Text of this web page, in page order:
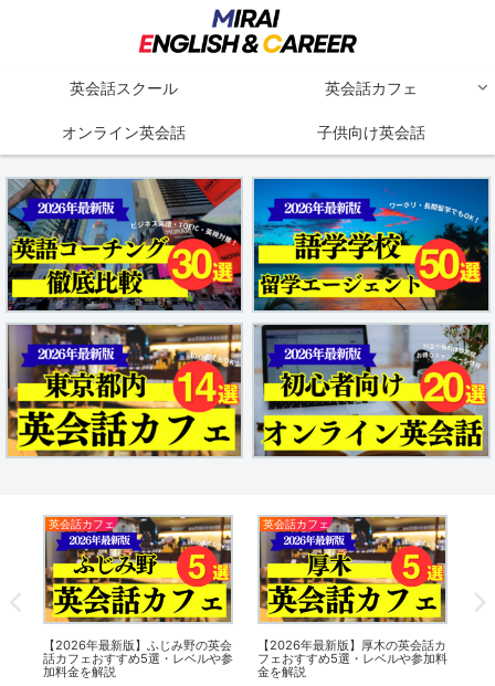
英会話スクール 英会話カフェ
オンライン英会話 子供向け英会話
木の英会話カ
レベルや参加料
英会話カフェ
【2026年最新版】用賀の英会話カ
フェおすすめ5選・レベルや参加料
金を解説
オンライン英会話
【オンライン英会話】ネイテ
キャンプ教材数28,000突破記